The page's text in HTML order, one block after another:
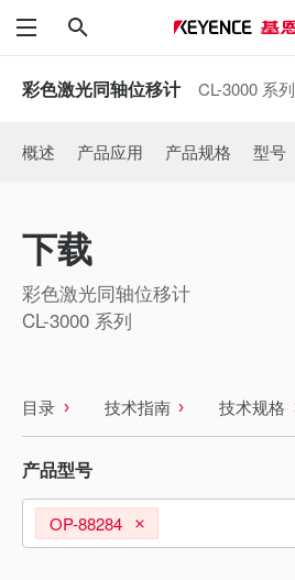
菜单
彩色激光同轴位移计 CL-3000 系列
概述 产品应用 产品规格 型号
下载
彩色激光同轴位移计
CL-3000 系列
目录 技术指南 技术规格
产品型号
OP-88284